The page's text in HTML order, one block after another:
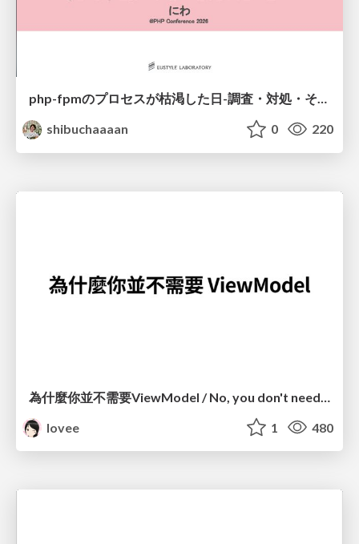
php-fpmのプロセスが枯渇した日-調査・対処・そして本当にやるべきだったこと-
shibuchaaaan
0 220
lovee
1 480